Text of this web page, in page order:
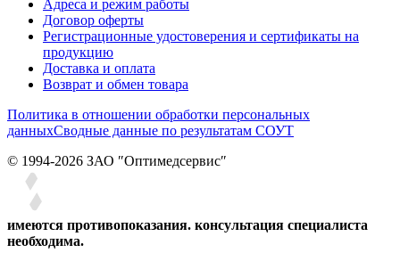
Адреса и режим работы
Договор оферты
Регистрационные удостоверения и сертификаты на
продукцию
Доставка и оплата
Возврат и обмен товара
Политика в отношении обработки персональных
данныхСводные данные по результатам СОУТ
© 1994-2026 ЗАО ″Оптимедсервис″
имеются противопоказания. консультация специалиста
необходима.